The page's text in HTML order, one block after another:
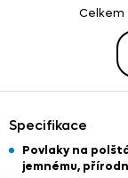
Celkem
Specifikace
Povlaky na
jemnému,